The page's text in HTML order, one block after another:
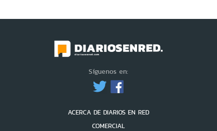
Síguenos en:
ACERCA DE DIARIOS EN RED
COMERCIAL